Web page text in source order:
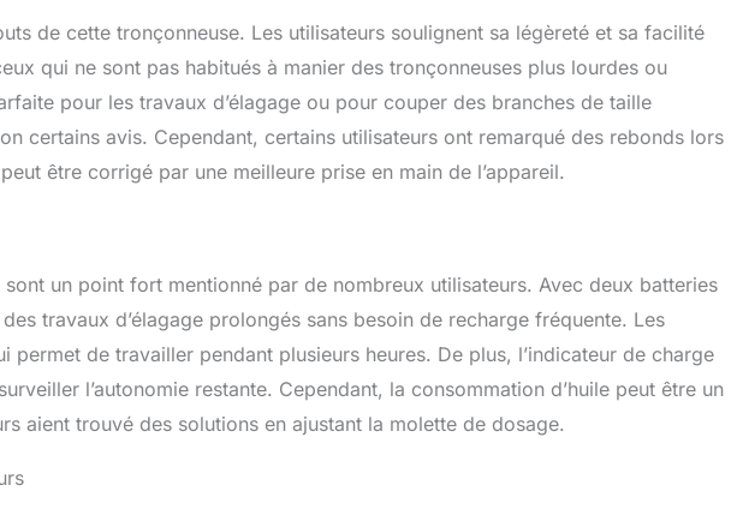
[Tronçonneuse efficace et sûre] - Cette tronçonneuse a été soigneusement
sentirez jamais fatigué après un long travail. Votre sécurité est notre première
préoccupation. La tronçonneuse sans fil SeeSii 12 pouces est équipée d'un
ensemble complet de fonctions de sécurité et de protections qui garantissent une
coupe en toute sécurité.
de cette tronçonneuse. Les utilisateurs soulignent sa légèreté et sa facilité
qui ne sont pas habitués à manier des tronçonneuses plus lourdes ou
pour les travaux d’élagage ou pour couper des branches de taille
certains avis. Cependant, certains utilisateurs ont remarqué des rebonds lors
être corrigé par une meilleure prise en main de l’appareil.
sont un point fort mentionné par de nombreux utilisateurs. Avec deux batteries
travaux d’élagage prolongés sans besoin de recharge fréquente. Les
permet de travailler pendant plusieurs heures. De plus, l’indicateur de charge
l’autonomie restante. Cependant, la consommation d’huile peut être un
aient trouvé des solutions en ajustant la molette de dosage.